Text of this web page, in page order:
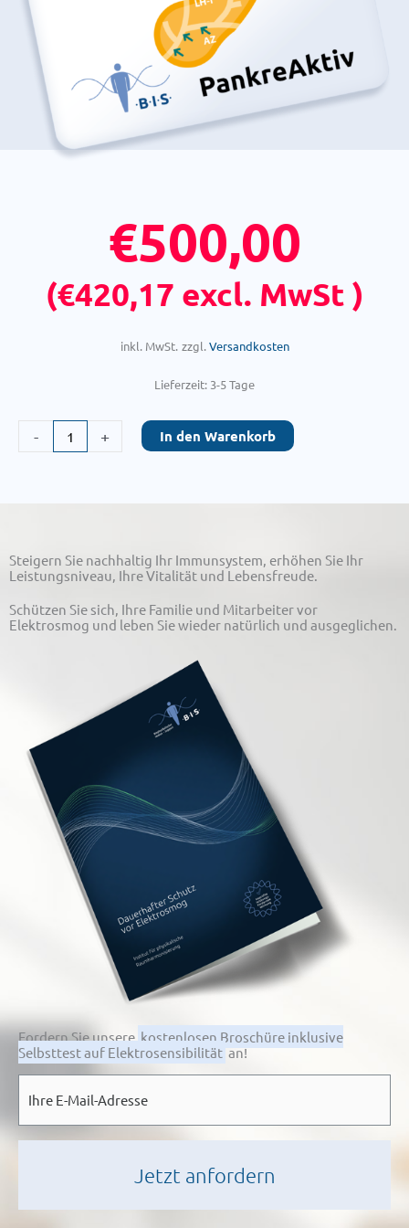
€500,00
(€420,17 excl. MwSt )
inkl. MwSt. zzgl.Versandkosten
Lieferzeit: 3-5 Tage
-
PankreAktiv
Menge
+ In den Warenkorb
Steigern Sie nachhaltig Ihr Immunsystem, erhöhen Sie Ihr
Leistungsniveau, Ihre Vitalität und Lebensfreude.
Schützen Sie sich, Ihre Familie und Mitarbeiter vor
Elektrosmog und leben Sie wieder natürlich und ausgeglichen.
Fordern Sie unsere kostenlosen Broschüre inklusive
Selbsttest auf Elektrosensibilität an!
Mail *